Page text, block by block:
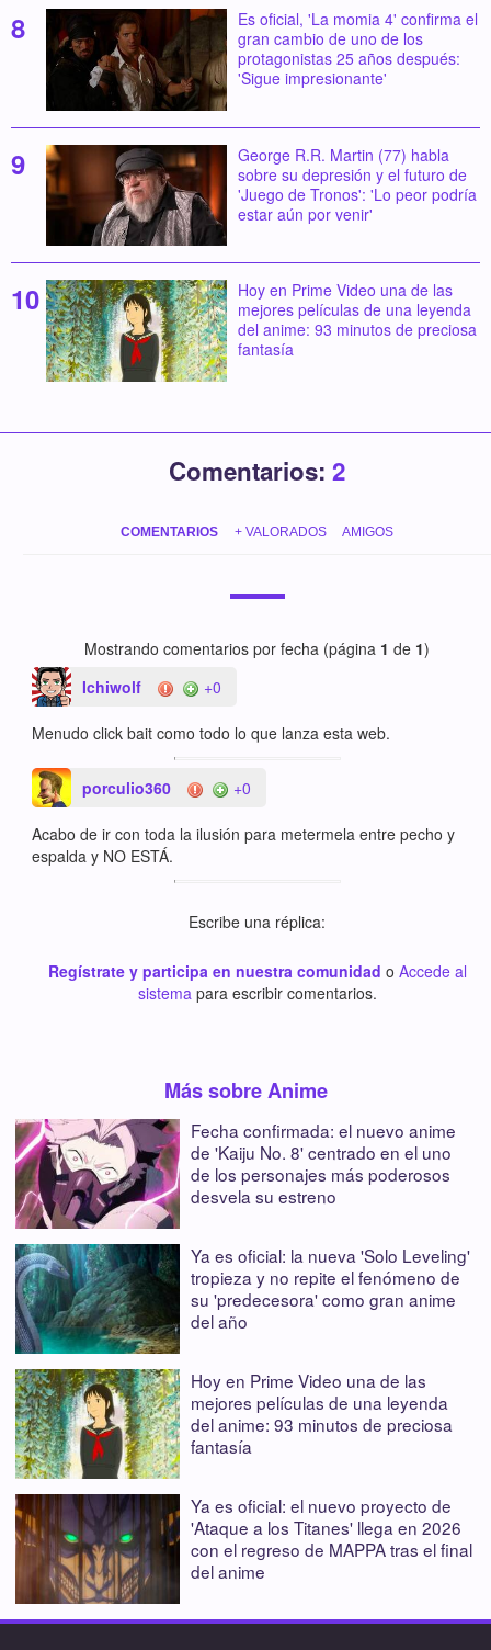
Es oficial, 'La momia 4' confirma el
gran cambio de uno de los
protagonistas 25 años después:
'Sigue impresionante'
George R.R. Martin (77) habla
sobre su depresión y el futuro de
'Juego de Tronos': 'Lo peor podría
estar aún por venir'
Hoy en Prime Video una de las
mejores películas de una leyenda
del anime: 93 minutos de preciosa
fantasía
Comentarios: 2
COMENTARIOS + VALORADOS AMIGOS
Mostrando comentarios por fecha (página 1 de 1)
Ichiwolf
+0
Menudo click bait como todo lo que lanza esta web.
porculio360 +0
Acabo de ir con toda la ilusión para metermela entre pecho y
espalda y NO ESTÁ.
Escribe una réplica:
Regístrate y participa en nuestra comunidad o Accede al
sistema para escribir comentarios.
Más sobre Anime
Fecha confirmada: el nuevo anime
de 'Kaiju No. 8' centrado en el uno
de los personajes más poderosos
desvela su estreno
Ya es oficial: la nueva 'Solo Leveling'
tropieza y no repite el fenómeno de
su 'predecesora' como gran anime
del año
Hoy en Prime Video una de las
mejores películas de una leyenda
del anime: 93 minutos de preciosa
fantasía
Ya es oficial: el nuevo proyecto de
'Ataque a los Titanes' llega en 2026
con el regreso de MAPPA tras el final
del anime